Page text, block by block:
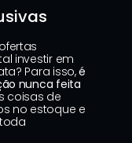
investir em
Para isso, é
nunca feita
coisas de
no estoque e